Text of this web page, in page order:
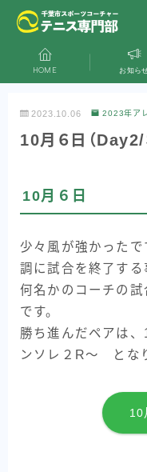
HOME お知ら
2023.10.06 2023年ア
10月６日（Day2/
10月６日
少々風が強かった
調に試合を終了する
何名かのコーチの
です。
勝ち進んだペアは
ンソレ２R〜 とな
10